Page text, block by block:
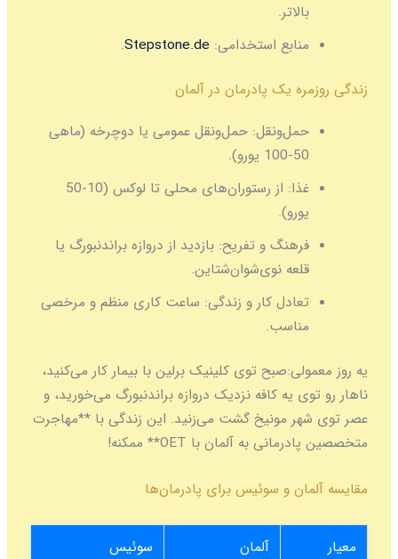
بالاتر.
منابع استخدامی: Stepstone.de
.
زندگی روزمره یک پادرمان در آلمان
حمل‌ونقل: حمل‌ونقل عمومی یا دوچرخه (ماهی
50-100 یورو).
غذا:
از رستوران‌های محلی تا لوکس (10-50
یورو).
فرهنگ و تفریح: بازدید از دروازه براندنبورگ یا
قلعه نوی‌شوان‌شتاین.
تعادل کار و زندگی: ساعت کاری منظم و مرخصی
مناسب.
یه روز معمولی:صبح توی کلینیک برلین با بیمار کار می‌کنید،
ناهار رو توی یه کافه نزدیک دروازه براندنبورگ می‌خورید، و
عصر توی شهر مونیخ گشت می‌زنید. این زندگی با **مهاجرت
متخصصین پادرمانی به آلمان با OET** ممکنه!
مقایسه آلمان و سوئیس برای پادرمان‌ها
معیار آلمان سوئیس